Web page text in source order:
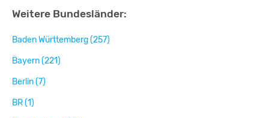
Weitere Bundesländer:
Baden Württemberg (257)
Bayern (221)
Berlin (7)
BR (1)